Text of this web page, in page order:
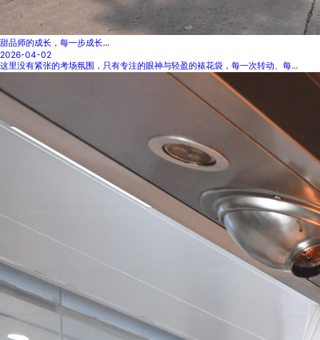
甜品师的成长，每一步成长...
2026-04-02
这里没有紧张的考场氛围，只有专注的眼神与轻盈的裱花袋，每一次转动、每...